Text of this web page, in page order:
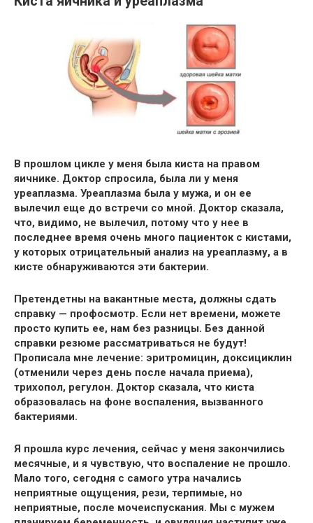
В прошлом цикле у меня была киста на правом
яичнике. Доктор спросила, была ли у меня
уреаплазма. Уреаплазма была у мужа, и он ее
вылечил еще до встречи со мной. Доктор сказала,
что, видимо, не вылечил, потому что у нее в
последнее время очень много пациенток с кистами,
у которых отрицательный анализ на уреаплазму, а в
кисте обнаруживаются эти бактерии.
Претендетны на вакантные места, должны сдать
справку — профосмотр. Если нет времени, можете
просто купить ее, нам без разницы. Без данной
справки резюме рассматриваться не будут!
Прописала мне лечение: эритромицин, доксициклин
(отменили через день после начала приема),
трихопол, регулон. Доктор сказала, что киста
образовалась на фоне воспаления, вызванного
бактериями.
Я прошла курс лечения, сейчас у меня закончились
месячные, и я чувствую, что воспаление не прошло.
Мало того, сегодня с самого утра начались
неприятные ощущения, рези, терпимые, но
неприятные, после мочеиспускания. Мы с мужем